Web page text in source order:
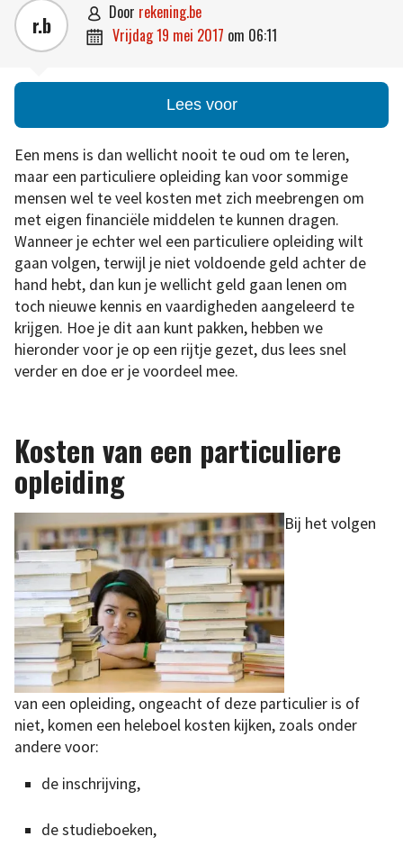
r.b  door rekening.be
 vrijdag 19 mei 2017 om 06:11
Lees voor
Een mens is dan wellicht nooit te oud om te leren,
maar een particuliere opleiding kan voor sommige
mensen wel te veel kosten met zich meebrengen om
met eigen financiële middelen te kunnen dragen.
Wanneer je echter wel een particuliere opleiding wilt
gaan volgen, terwijl je niet voldoende geld achter de
hand hebt, dan kun je wellicht geld gaan lenen om
toch nieuwe kennis en vaardigheden aangeleerd te
krijgen. Hoe je dit aan kunt pakken, hebben we
hieronder voor je op een rijtje gezet, dus lees snel
verder en doe er je voordeel mee.
Kosten van een particuliere
opleiding
Bij het volgen
van een opleiding, ongeacht of deze particulier is of
niet, komen een heleboel kosten kijken, zoals onder
andere voor:
de inschrijving,
de studieboeken,